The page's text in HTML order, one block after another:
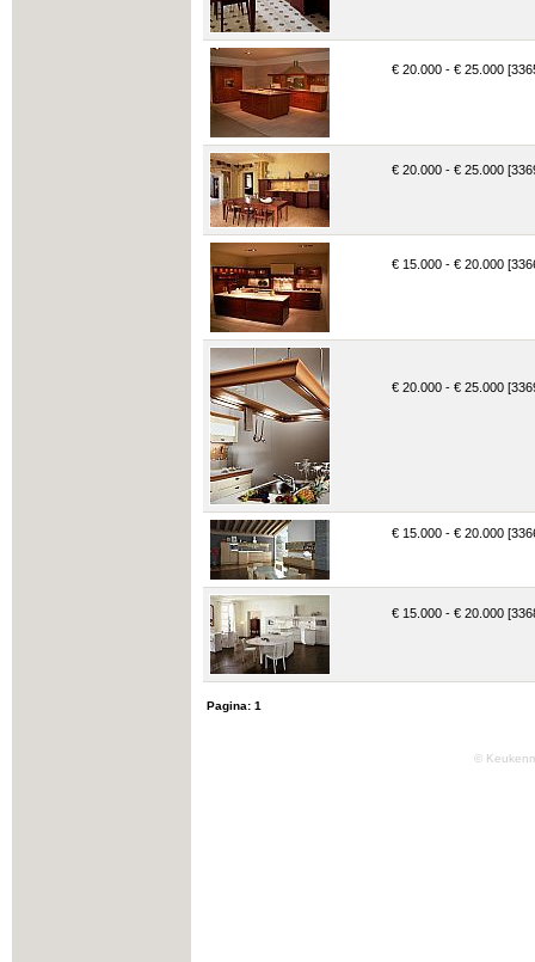
€ 20.000 - € 25.000
€ 20.000 - € 25.000
€ 15.000 - € 20.000
€ 20.000 - € 25.000
€ 15.000 - € 20.000
€ 15.000 - € 20.000
Pagina: 1
©